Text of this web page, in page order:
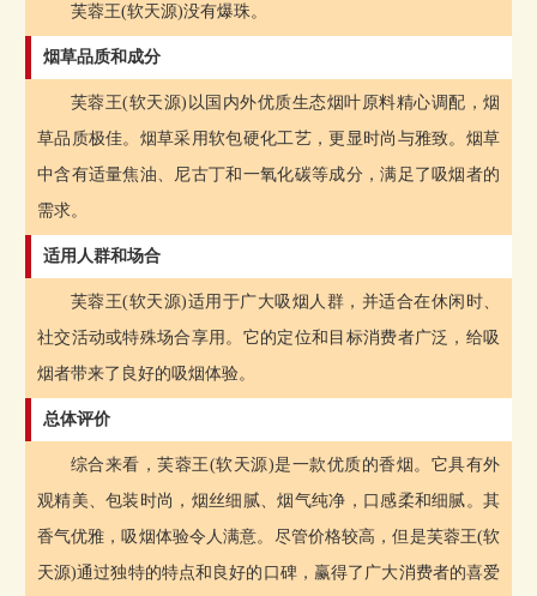
芙蓉王(软天源)没有爆珠。
烟草品质和成分
芙蓉王(软天源)以国内外优质生态烟叶原料精心调配，烟
草品质极佳。烟草采用软包硬化工艺，更显时尚与雅致。烟草
中含有适量焦油、尼古丁和一氧化碳等成分，满足了吸烟者的
需求。
适用人群和场合
芙蓉王(软天源)适用于广大吸烟人群，并适合在休闲时、
社交活动或特殊场合享用。它的定位和目标消费者广泛，给吸
烟者带来了良好的吸烟体验。
总体评价
综合来看，芙蓉王(软天源)是一款优质的香烟。它具有外
观精美、包装时尚，烟丝细腻、烟气纯净，口感柔和细腻。其
香气优雅，吸烟体验令人满意。尽管价格较高，但是芙蓉王(软
天源)通过独特的特点和良好的口碑，赢得了广大消费者的喜爱